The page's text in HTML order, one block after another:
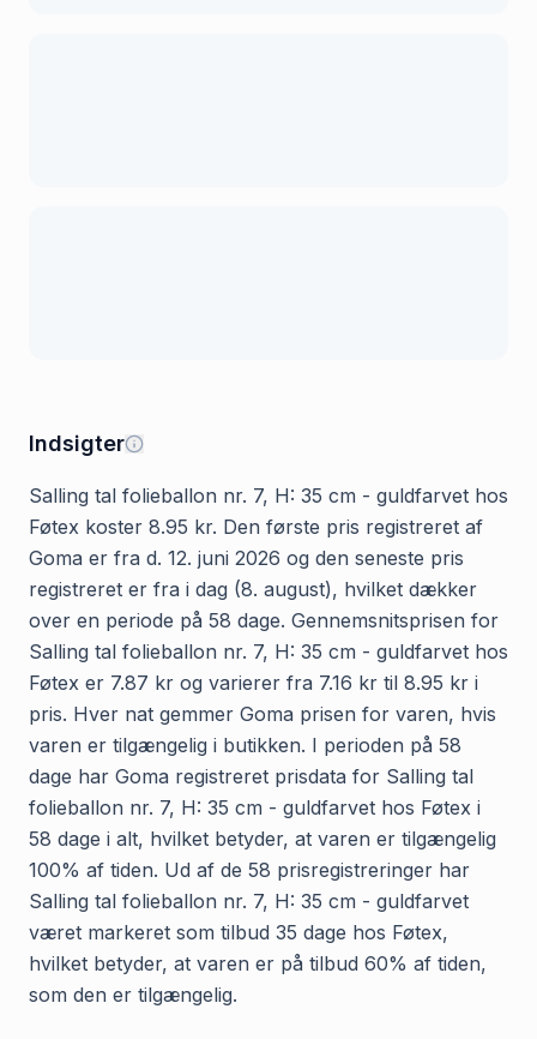
Indsigter
Salling tal folieballon nr. 7, H: 35 cm - guldfarvet hos
Føtex koster 8.95 kr. Den første pris registreret af
Goma er fra d. 12. juni 2026 og den seneste pris
registreret er fra i dag (8. august), hvilket dækker
over en periode på 58 dage. Gennemsnitsprisen for
Salling tal folieballon nr. 7, H: 35 cm - guldfarvet hos
Føtex er 7.87 kr og varierer fra 7.16 kr til 8.95 kr i
pris. Hver nat gemmer Goma prisen for varen, hvis
varen er tilgængelig i butikken. I perioden på 58
dage har Goma registreret prisdata for Salling tal
folieballon nr. 7, H: 35 cm - guldfarvet hos Føtex i
58 dage i alt, hvilket betyder, at varen er tilgængelig
100% af tiden. Ud af de 58 prisregistreringer har
Salling tal folieballon nr. 7, H: 35 cm - guldfarvet
været markeret som tilbud 35 dage hos Føtex,
hvilket betyder, at varen er på tilbud 60% af tiden,
som den er tilgængelig.